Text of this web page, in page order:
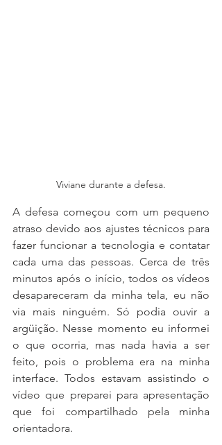
Viviane durante a defesa.
A defesa começou com um pequeno
atraso devido aos ajustes técnicos para
fazer funcionar a tecnologia e contatar
cada uma das pessoas. Cerca de três
minutos após o início, todos os vídeos
desapareceram da minha tela, eu não
via mais ninguém. Só podia ouvir a
argüição. Nesse momento eu informei
o que ocorria, mas nada havia a ser
feito, pois o problema era na minha
interface. Todos estavam assistindo o
vídeo que preparei para apresentação
que foi compartilhado pela minha
orientadora.